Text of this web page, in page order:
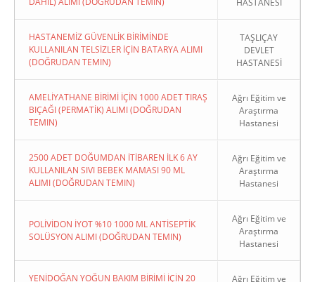
HASTANESİ
HASTANEMİZ GÜVENLİK BİRİMİNDE
KULLANILAN TELSİZLER İÇİN BATARYA ALIMI
(DOĞRUDAN TEMIN)
TAŞLIÇAY
DEVLET
HASTANESİ
AMELİYATHANE BİRİMİ İÇİN 1000 ADET TIRAŞ
BIÇAĞI (PERMATİK) ALIMI (DOĞRUDAN
TEMIN)
Ağrı Eğitim ve
Araştırma
Hastanesi
2500 ADET DOĞUMDAN İTİBAREN İLK 6 AY
KULLANILAN SIVI BEBEK MAMASI 90 ML
ALIMI (DOĞRUDAN TEMIN)
Ağrı Eğitim ve
Araştırma
Hastanesi
POLİVİDON İYOT %10 1000 ML ANTİSEPTİK
SOLÜSYON ALIMI (DOĞRUDAN TEMIN)
Ağrı Eğitim ve
Araştırma
Hastanesi
YENİDOĞAN YOĞUN BAKIM BİRİMİ İÇİN 20
Ağrı Eğitim ve